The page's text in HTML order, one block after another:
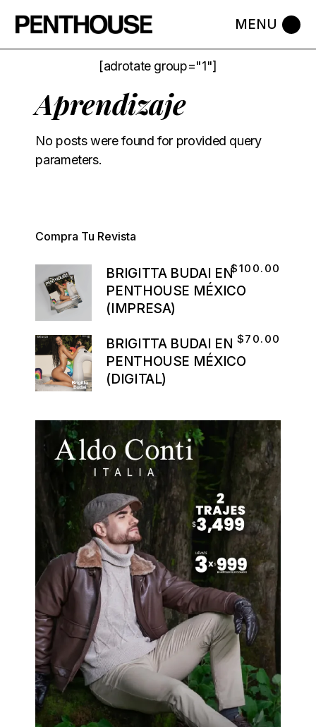
[adrotate group="1"]
Aprendizaje
No posts were found for provided query
parameters.
Compra Tu Revista
BRIGITTA BUDAI EN
PENTHOUSE MÉXICO
(IMPRESA)
$100.00
BRIGITTA BUDAI EN
PENTHOUSE MÉXICO
(DIGITAL)
$70.00